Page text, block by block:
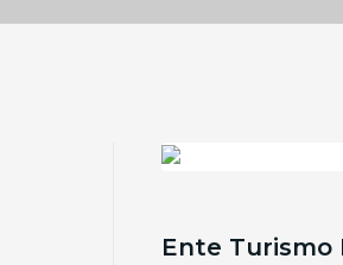
Ente Turismo